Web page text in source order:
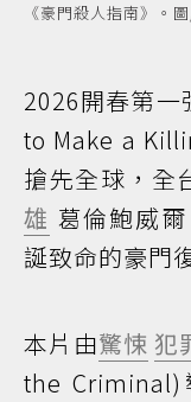
《豪門殺人指南》。
2026開春第一
to Make a
搶先全球，全
雄 葛倫鮑威
誕致命的豪門
本片由驚悚 犯
the